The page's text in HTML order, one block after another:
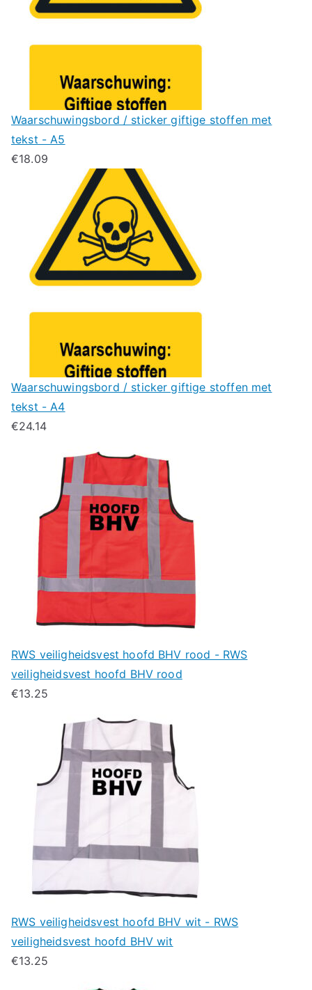
Waarschuwingsbord / sticker giftige stoffen met
tekst - A5
€18.09
Waarschuwingsbord / sticker giftige stoffen met
tekst - A4
€24.14
RWS veiligheidsvest hoofd BHV rood - RWS
veiligheidsvest hoofd BHV rood
€13.25
RWS veiligheidsvest hoofd BHV wit - RWS
veiligheidsvest hoofd BHV wit
€13.25